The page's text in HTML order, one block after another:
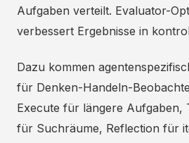
Aufgaben verteilt. Evaluator-
verbessert Ergebnisse in
Dazu kommen
für Denken-Handeln-
Execute für längere Aufgaben,
für Suchräume, Reflection für